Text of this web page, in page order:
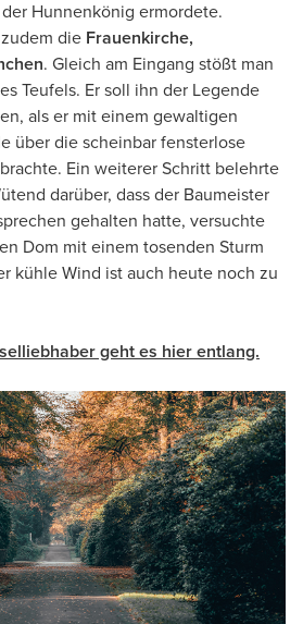
Hunnenkönig ermordete.
die Frauenkirche,
. Gleich am Eingang stößt man
Teufels. Er soll ihn der Legende
als er mit einem gewaltigen
über die scheinbar fensterlose
Ein weiterer Schritt belehrte
darüber, dass der Baumeister
gehalten hatte, versuchte
Dom mit einem tosenden Sturm
kühle Wind ist auch heute noch zu
geht es hier entlang.